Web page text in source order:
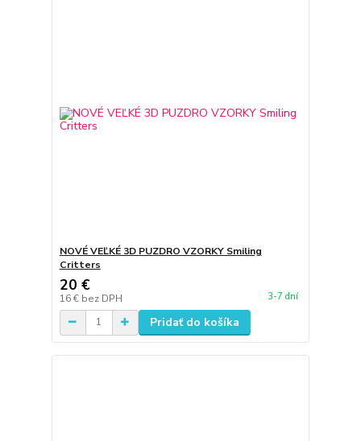
NOVÉ VEĽKÉ 3D PUZDRO VZORKY Smiling
Critters
20 €
16 € bez DPH 3-7 dní
Pridať do košíka